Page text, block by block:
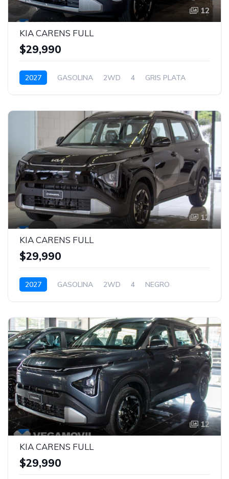
12
KIA CARENS FULL
$29,990
2027 GASOLINA 2WD 4 GRIS PLATA
12
KIA CARENS FULL
$29,990
2027 GASOLINA 2WD 4 NEGRO
12
KIA CARENS FULL
$29,990